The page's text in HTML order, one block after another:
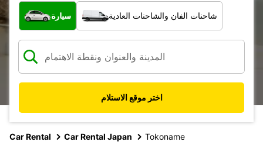
ما نوع المركبة؟
سيارة شاحنات الفان والشاحنات العادية
اختر موقع الاستلام
Car Rental Car Rental Japan Tokoname